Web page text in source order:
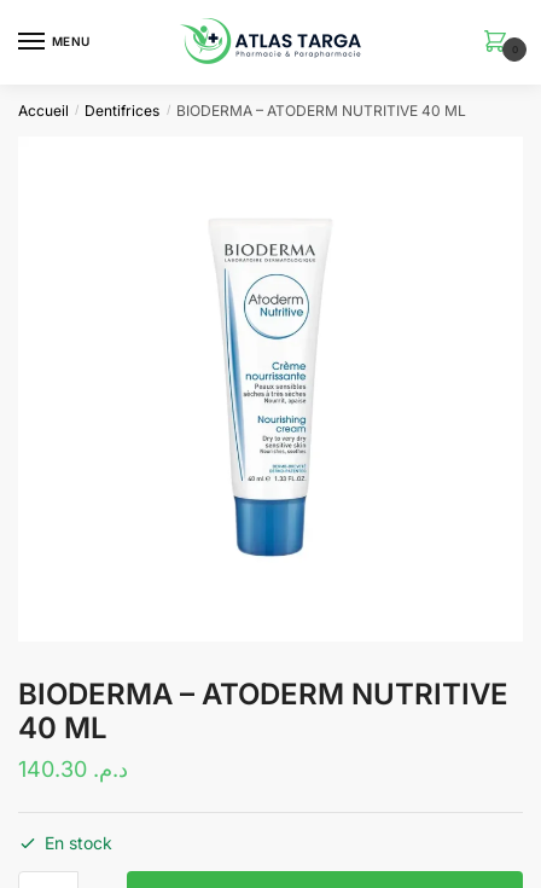
MENU
0
Accueil / Dentifrices / BIODERMA – ATODERM NUTRITIVE 40 ML
BIODERMA – ATODERM NUTRITIVE
40 ML
د.م.
En stock